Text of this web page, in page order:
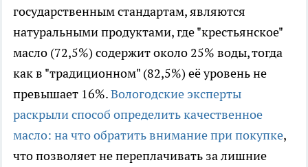
государственным стандартам, являются
натуральными продуктами, где "крестьянское"
масло (72,5%) содержит около 25% воды, тогда
как в "традиционном" (82,5%) её уровень не
превышает 16%.Вологодские эксперты
раскрыли способ определить качественное
масло: на что обратить внимание при покупке,
что позволяет не переплачивать за лишние